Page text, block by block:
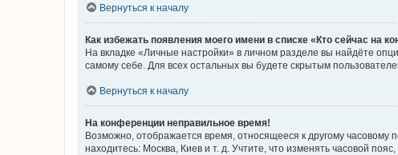
Вернуться к началу
Как избежать появления моего имени в списке «Кто сейчас на
На вкладке «Личные настройки» в личном разделе вы найдёте
самому себе. Для всех остальных вы будете скрытым
Вернуться к началу
На конференции неправильное время!
Возможно, отображается время, относящееся к другому часовому
находитесь: Москва, Киев и т. д. Учтите, что изменять часовой